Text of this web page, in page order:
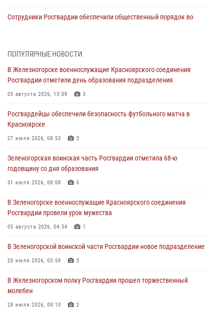
Сотрудники Росгвардии обеспечили общественный порядок во
в серии краж из супермаркета
04 августа 2026, 06:50
познакомили отдыхающих детей с тонкостями РХБ защиты
03 августа 2026, 13:12
Росгвардии отметили день образования подразделения
03 августа 2026, 13:09
годовщину со дня образования
31 июля 2026, 08:08
ПОПУЛЯРНЫЕ НОВОСТИ
В Железногорске военнослужащие Красноярского соединения
Росгвардии отметили день образования подразделения
03 августа 2026, 13:09 3
Росгвардейцы обеспечили безопасность футбольного матча в
Красноярске
27 июля 2026, 08:53 3
Зеленогорская воинская часть Росгвардии отметила 68-ю
годовщину со дня образования
31 июля 2026, 08:08 6
В Зеленогорске военнослужащие Красноярского соединения
Росгвардии провели урок мужества
05 августа 2026, 04:54 1
В Зеленогорской воинской части Росгвардии новое подразделение
20 июля 2026, 03:59 3
В Железногорском полку Росгвардии прошел торжественный
молебен
28 июля 2026, 09:10 2